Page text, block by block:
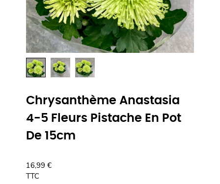
Chrysanthème Anastasia
4-5 Fleurs Pistache En Pot
De 15cm
16,99 €
TTC